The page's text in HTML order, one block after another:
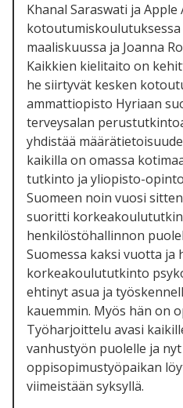
Khanal Saraswati ja
kotoutumiskoulutuksessa
maaliskuussa ja Joanna
Kaikkien kielitaito on
he siirtyvät kesken
ammattiopisto Hyriaan
terveysalan
yhdistää
kaikilla on omassa
tutkinto ja yliopisto-
Suomeen noin vuosi
suoritti
henkilöstöhallinnon
Suomessa kaksi vuotta ja
korkeakoulututkinto
ehtinyt asua ja
kauemmin. Myös hän on
Työharjoittelu avasi
vanhustyön puolelle ja
oppisopimustyöpaikan
viimeistään syksyllä.